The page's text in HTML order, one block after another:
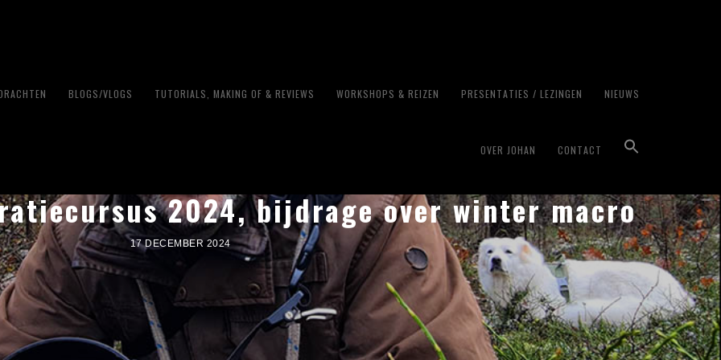
BLOGS/VLOGS TUTORIALS, MAKING OF & REVIEWS WORKSHOPS & REIZEN PRESENTATIES / LEZINGEN NIEUWS
OVER JOHAN CONTACT
2024, bijdrage over winter macro
17 DECEMBER 2024